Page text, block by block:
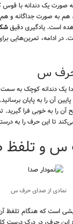
صورت یک دندانه با قوس
به صورت جداگانه و
است. یادگیری دقیق
ادامه، تمرین‌هایی برای
حرف س
یک دندانه کوچک به
آن را به پایان برسانید.
را به خوبی فرا گیرید.
تا این حرف را به
و تلفظ
نمادی از صدای حرف س
است که هنگام تلفظ